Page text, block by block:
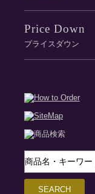
Price Down
プライスダウン